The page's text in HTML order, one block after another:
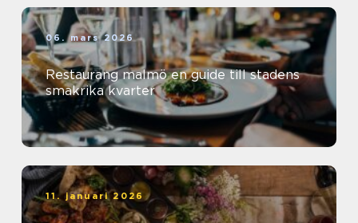
06. mars 2026
Restaurang malmö en guide till stadens
smakrika kvarter
11. januari 2026